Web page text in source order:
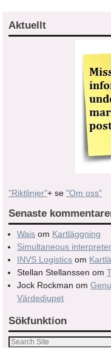
Aktuellt
"Riktlinjer"+ se "Om oss"
Senaste
Wais om Kartläggning
Simultaneous
INVS Logistics om
Stellan Stellanssen om
Jock Rockman om
Värdedjupet
Sökfunktion